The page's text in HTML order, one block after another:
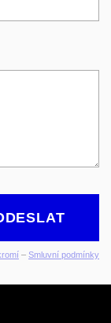
– Smluvní podmínky